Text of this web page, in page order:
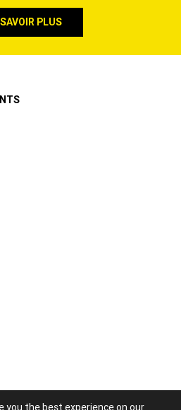
SAVOIR PLUS
you the best experience on our